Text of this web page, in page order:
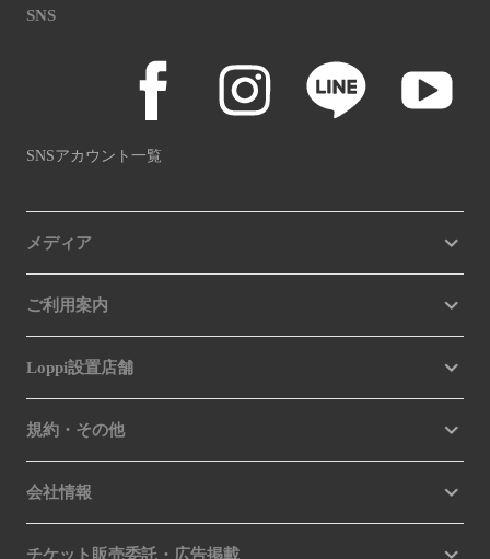
SNS
SNSアカウント一覧
メディア
ご利用案内
Loppi設置店舗
規約・その他
会社情報
チケット販売委託・広告掲載